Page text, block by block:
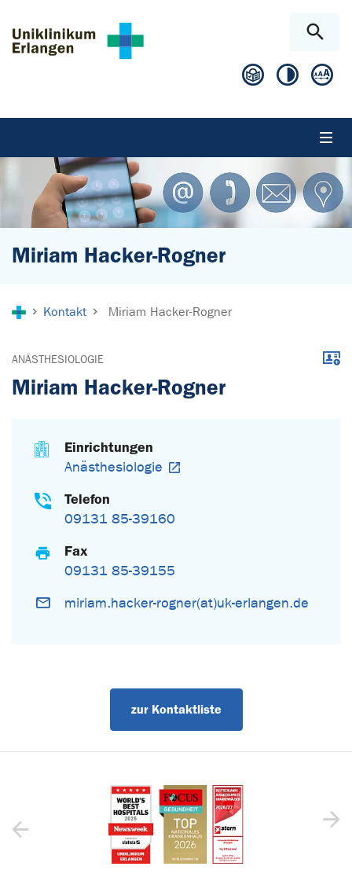
Miriam Hacker-Rogner
Kontakt Miriam Hacker-Rogner
ANÄSTHESIOLOGIE
Miriam Hacker-Rogner
Einrichtungen
Anästhesiologie
Telefon
09131 85-39160
Fax
09131 85-39155
miriam.hacker-rogner(at)uk-erlangen.de
zur Kontaktliste